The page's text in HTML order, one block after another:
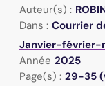
Auteur(s) :
Dans : Courrier
Janvier-février-
Année 2025
Page(s) : 29-35